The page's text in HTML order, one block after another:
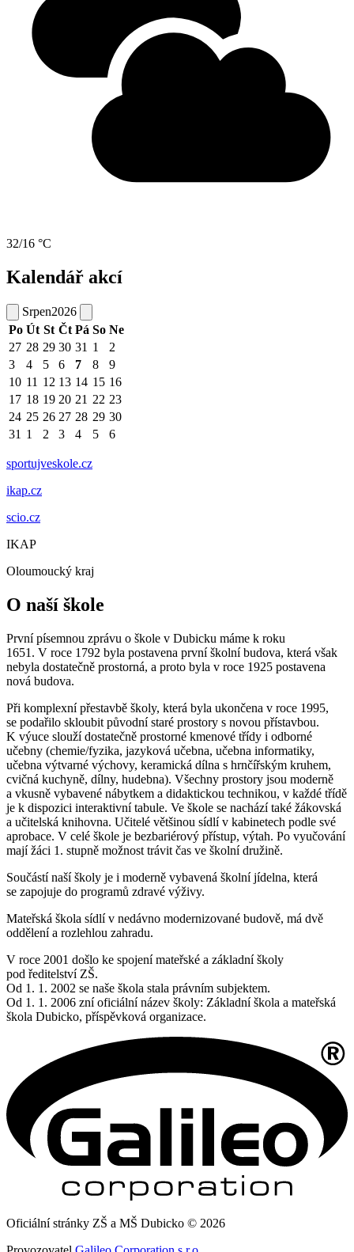
32/16 °C
Kalendář akcí
Srpen2026
Po Út St Čt Pá So Ne
27 28 29 30 31 1
2
3
4 5 6 7 8
9
10 11 12 13 14 15 16
17 18 19 20 21 22 23
24 25 26 27 28 29 30
31 1 2 3 4 5 6
sportujveskole.cz
ikap.cz
scio.cz
IKAP
Oloumoucký kraj
O naší škole
První písemnou zprávu o škole v Dubicku máme k roku
1651. V roce 1792 byla postavena první školní budova, která však
nebyla dostatečně prostorná, a proto byla v roce 1925 postavena
nová budova.
Při komplexní přestavbě školy, která byla ukončena v roce 1995,
se podařilo skloubit původní staré prostory s novou přístavbou.
K výuce slouží dostatečně prostorné kmenové třídy i odborné
učebny (chemie/fyzika, jazyková učebna, učebna informatiky,
učebna výtvarné výchovy, keramická dílna s hrnčířským kruhem,
cvičná kuchyně, dílny, hudebna). Všechny prostory jsou moderně
a vkusně vybavené nábytkem a didaktickou technikou, v každé třídě
je k dispozici interaktivní tabule. Ve škole se nachází také žákovská
a učitelská knihovna. Učitelé většinou sídlí v kabinetech podle své
aprobace. V celé škole je bezbariérový přístup, výtah. Po vyučování
mají žáci 1. stupně možnost trávit čas ve školní družině.
Součástí naší školy je i moderně vybavená školní jídelna, která
se zapojuje do programů zdravé výživy.
Mateřská škola sídlí v nedávno modernizované budově, má dvě
oddělení a rozlehlou zahradu.
V roce 2001 došlo ke spojení mateřské a základní školy
pod ředitelství ZŠ.
Od 1. 1. 2002 se naše škola stala právním subjektem.
Od 1. 1. 2006 zní oficiální název školy: Základní škola a mateřská
škola Dubicko, příspěvková organizace.
Oficiální stránky ZŠ a MŠ Dubicko © 2026